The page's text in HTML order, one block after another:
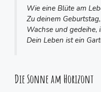
Wie eine Blüte am
Zu deinem
Wachse und gedeihe,
Dein Leben ist ein
Die Sonne am Horizont